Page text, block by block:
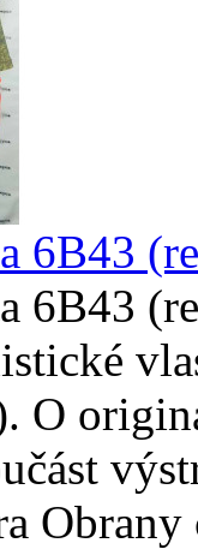
6B43
6B43
O
Obrany